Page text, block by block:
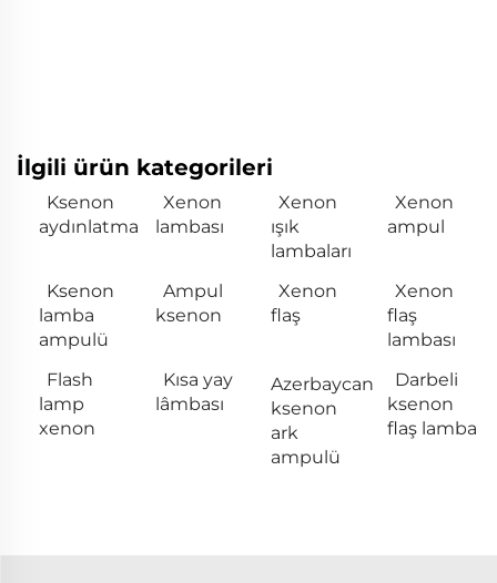
İlgili ürün kategorileri
Ksenon
aydınlatma
Xenon
lambası
Xenon
ışık
lambaları
Xenon
ampul
Ksenon
lamba
ampulü
Ampul
ksenon
Xenon
flaş
Xenon
flaş
lambası
Flash
lamp
xenon
Kısa yay
lâmbası
Azerbaycan
ksenon
ark
ampulü
Darbeli
ksenon
flaş lamba